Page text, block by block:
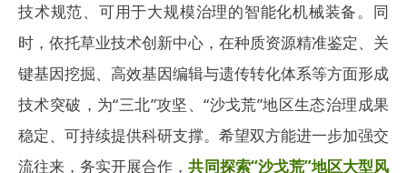
技术规范、可用于大规模治理的智能化机械装备。同
时，依托草业技术创新中心，在种质资源精准鉴定、关
键基因挖掘、高效基因编辑与遗传转化体系等方面形成
技术突破，为“三北”攻坚、“沙戈荒”地区生态治理成果
稳定、可持续提供科研支撑。希望双方能进一步加强交
流往来，务实开展合作，共同探索“沙戈荒”地区大型风